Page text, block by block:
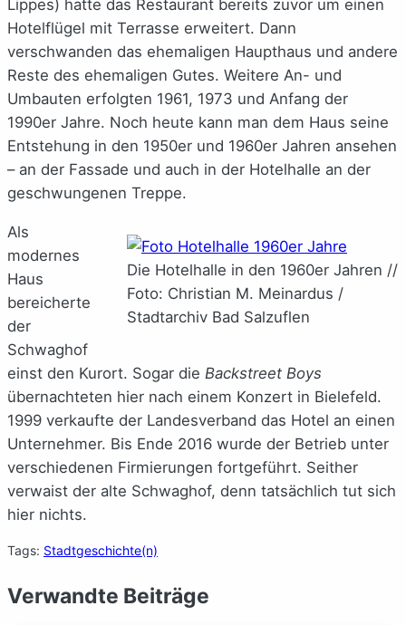
Lippes) hatte das Restaurant bereits zuvor um einen
Hotelflügel mit Terrasse erweitert. Dann
verschwanden das ehemaligen Haupthaus und andere
Reste des ehemaligen Gutes. Weitere An- und
Umbauten erfolgten 1961, 1973 und Anfang der
1990er Jahre. Noch heute kann man dem Haus seine
Entstehung in den 1950er und 1960er Jahren ansehen
– an der Fassade und auch in der Hotelhalle an der
geschwungenen Treppe.
Die Hotelhalle in den 1960er Jahren //
Foto: Christian M. Meinardus /
Stadtarchiv Bad Salzuflen
Als
modernes
Haus
bereicherte
der
Schwaghof
einst den Kurort. Sogar die Backstreet Boys
übernachteten hier nach einem Konzert in Bielefeld.
1999 verkaufte der Landesverband das Hotel an einen
Unternehmer. Bis Ende 2016 wurde der Betrieb unter
verschiedenen Firmierungen fortgeführt. Seither
verwaist der alte Schwaghof, denn tatsächlich tut sich
hier nichts.
Tags: Stadtgeschichte(n)
Verwandte Beiträge